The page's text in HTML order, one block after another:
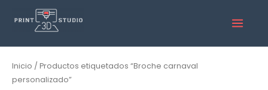
Inicio / Productos etiquetados “Broche carnaval
personalizado”